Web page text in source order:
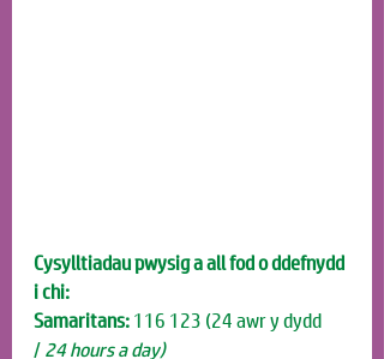
Cysylltiadau pwysig a all fod o ddefnydd
i chi:
Samaritans: 116 123 (24 awr y dydd
/ 24 hours a day)